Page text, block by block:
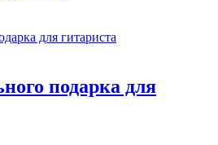
подарка для